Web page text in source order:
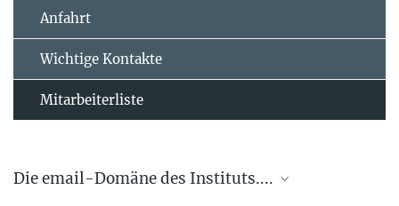
Anfahrt
Wichtige Kontakte
Mitarbeiterliste
Die email-Domäne des Instituts....